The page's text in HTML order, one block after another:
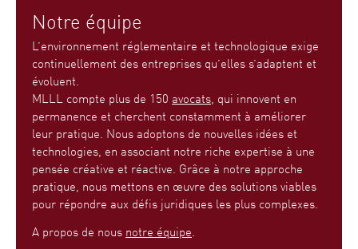
Notre équipe
L’environnement réglementaire et technologique exige
continuellement des entreprises qu’elles s’adaptent et
évoluent.
MLLL compte plus de 150 avocats, qui innovent en
permanence et cherchent constamment à améliorer
leur pratique. Nous adoptons de nouvelles idées et
technologies, en associant notre riche expertise à une
pensée créative et réactive. Grâce à notre approche
pratique, nous mettons en œuvre des solutions viables
pour répondre aux défis juridiques les plus complexes.
A propos de nous notre équipe.